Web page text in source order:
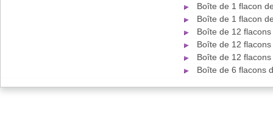
Boîte de 1 flacon
Boîte de 1 flacon
Boîte de 12
Boîte de 12
Boîte de 12
Boîte de 6 flacons